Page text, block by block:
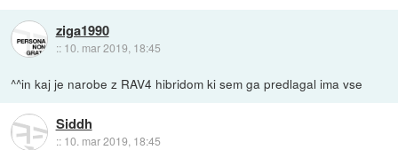
ziga1990
:: 10. mar 2019, 18:45
^^in kaj je narobe z RAV4 hibridom ki sem ga predlagal ima vse
Siddh
:: 10. mar 2019, 18:45